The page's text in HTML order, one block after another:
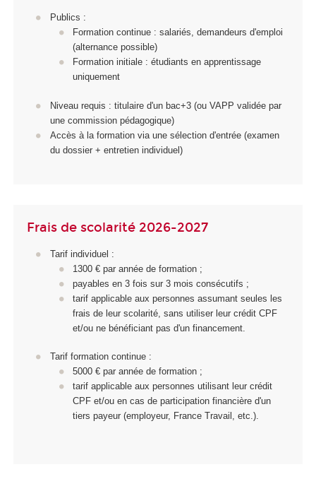
Publics :
Formation continue : salariés, demandeurs d'emploi
(alternance possible)
Formation initiale : étudiants en apprentissage
uniquement
Niveau requis : titulaire d'un bac+3 (ou VAPP validée par
une commission pédagogique)
Accès à la formation via une sélection d'entrée (examen
du dossier + entretien individuel)
Frais de scolarité 2026-2027
Tarif individuel :
1300 € par année de formation ;
payables en 3 fois sur 3 mois consécutifs ;
tarif applicable aux personnes assumant seules les
frais de leur scolarité, sans utiliser leur crédit CPF
et/ou ne bénéficiant pas d'un financement.
Tarif formation continue :
5000 € par année de formation ;
tarif applicable aux personnes utilisant leur crédit
CPF et/ou en cas de participation financière d'un
tiers payeur (employeur, France Travail, etc.).